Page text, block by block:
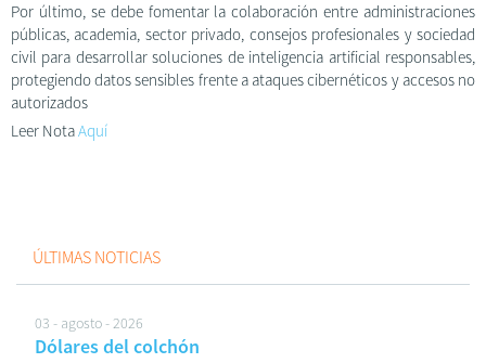
Por último, se debe fomentar la colaboración entre administraciones
públicas, academia, sector privado, consejos profesionales y sociedad
civil para desarrollar soluciones de inteligencia artificial responsables,
protegiendo datos sensibles frente a ataques cibernéticos y accesos no
autorizados
Leer NotaAquí
ÚLTIMAS NOTICIAS
03 - agosto - 2026
Dólares del colchón